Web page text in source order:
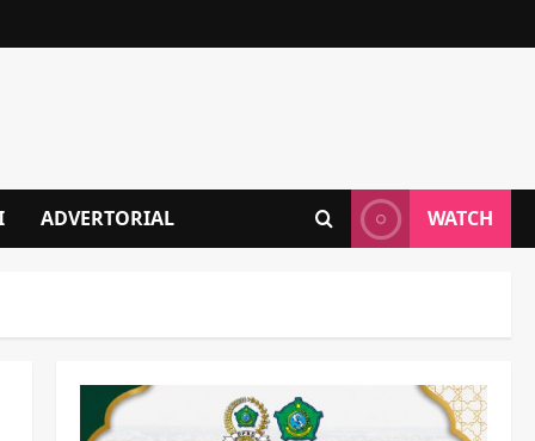
ADVERTORIAL WATCH